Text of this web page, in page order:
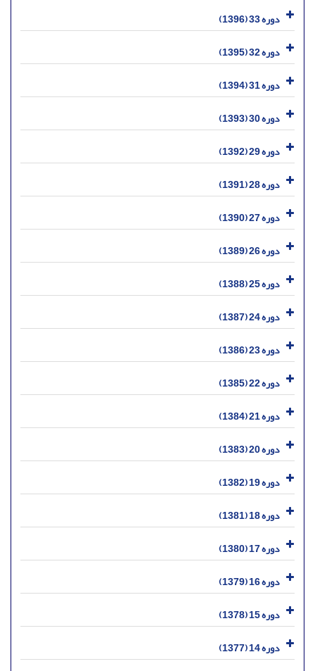
دوره 33 (1396)
دوره 32 (1395)
دوره 31 (1394)
دوره 30 (1393)
دوره 29 (1392)
دوره 28 (1391)
دوره 27 (1390)
دوره 26 (1389)
دوره 25 (1388)
دوره 24 (1387)
دوره 23 (1386)
دوره 22 (1385)
دوره 21 (1384)
دوره 20 (1383)
دوره 19 (1382)
دوره 18 (1381)
دوره 17 (1380)
دوره 16 (1379)
دوره 15 (1378)
دوره 14 (1377)